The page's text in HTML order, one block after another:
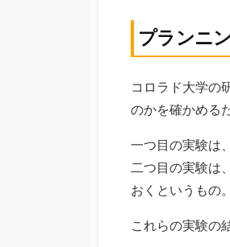
プランニ
コロラド大学の
のかを確かめる
一つ目の実験は
二つ目の実験は
おくというもの。
これらの実験の